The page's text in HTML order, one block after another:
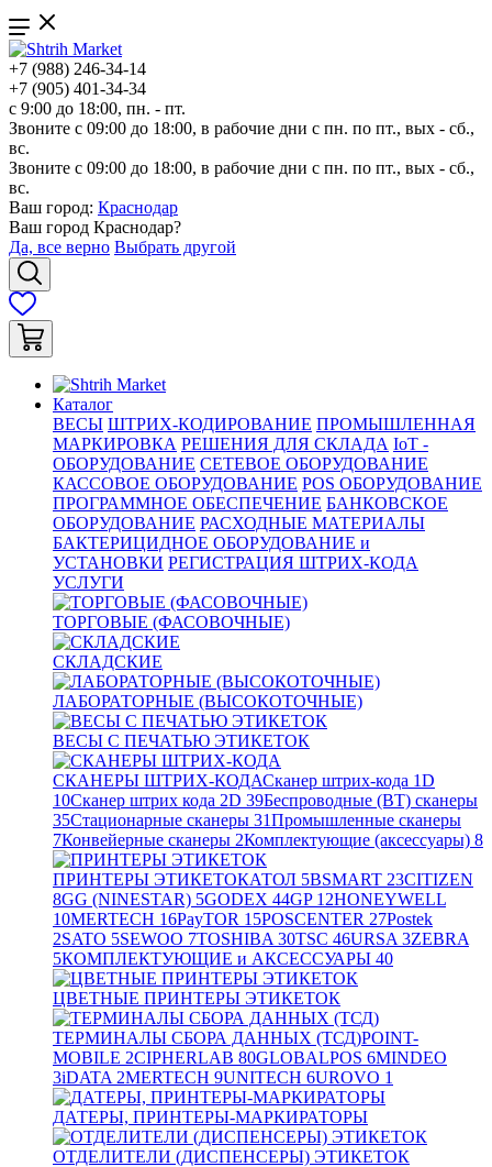
+7 (988) 246-34-14
+7 (905) 401-34-34
с 9:00 до 18:00, пн. - пт.
Звоните с 09:00 до 18:00, в рабочие дни с пн. по пт., вых - сб.,
вс.
Звоните с 09:00 до 18:00, в рабочие дни с пн. по пт., вых - сб.,
вс.
Ваш город: Краснодар
Ваш город Краснодар?
Да, все верно Выбрать другой
Каталог
ВЕСЫ ШТРИХ-КОДИРОВАНИЕ ПРОМЫШЛЕННАЯ
МАРКИРОВКА РЕШЕНИЯ ДЛЯ СКЛАДА IoT -
ОБОРУДОВАНИЕ СЕТЕВОЕ ОБОРУДОВАНИЕ
КАССОВОЕ ОБОРУДОВАНИЕ POS ОБОРУДОВАНИЕ
ПРОГРАММНОЕ ОБЕСПЕЧЕНИЕ БАНКОВСКОЕ
ОБОРУДОВАНИЕ РАСХОДНЫЕ МАТЕРИАЛЫ
БАКТЕРИЦИДНОЕ ОБОРУДОВАНИЕ и
УСТАНОВКИ РЕГИСТРАЦИЯ ШТРИХ-КОДА
УСЛУГИ
ТОРГОВЫЕ (ФАСОВОЧНЫЕ)
СКЛАДСКИЕ
ЛАБОРАТОРНЫЕ (ВЫСОКОТОЧНЫЕ)
ВЕСЫ С ПЕЧАТЬЮ ЭТИКЕТОК
СКАНЕРЫ ШТРИХ-КОДАСканер штрих-кода 1D
10Сканер штрих кода 2D 39Беспроводные (BT) сканеры
35Стационарные сканеры 31Промышленные сканеры
7Конвейерные сканеры 2Комплектующие (аксессуары) 8
ПРИНТЕРЫ ЭТИКЕТОКАТОЛ 5BSMART 23CITIZEN
8GG (NINESTAR) 5GODEX 44GP12HONEYWELL
10MERTECH 16PayTOR 15POSCENTER 27Postek
2SATO 5SEWOO 7TOSHIBA 30TSC 46URSA 3ZEBRA
5КОМПЛЕКТУЮЩИЕ и АКСЕССУАРЫ 40
ЦВЕТНЫЕ ПРИНТЕРЫ ЭТИКЕТОК
ТЕРМИНАЛЫ СБОРА ДАННЫХ (ТСД)POINT-
MOBILE 2CIPHERLAB 80GLOBALPOS 6MINDEO
3iDATA 2MERTECH 9UNITECH 6UROVO 1
ДАТЕРЫ, ПРИНТЕРЫ-МАРКИРАТОРЫ
ОТДЕЛИТЕЛИ (ДИСПЕНСЕРЫ) ЭТИКЕТОК